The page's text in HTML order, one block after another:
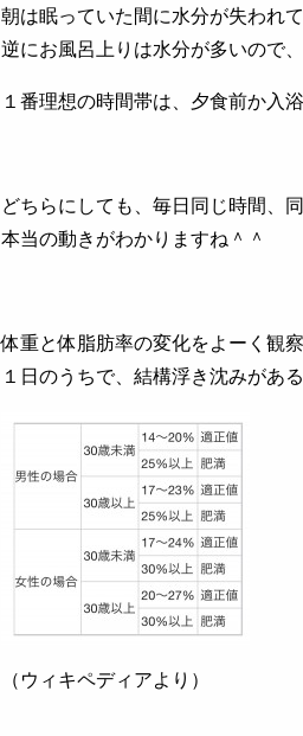
朝は眠っていた間に水分が失われ
逆にお風呂上りは水分が多いので
１番理想の時間帯は、夕食前か入
どちらにしても、毎日同じ時間、
本当の動きがわかりますね＾＾
体重と体脂肪率の変化をよーく観
１日のうちで、結構浮き沈みがあ
（ウィキペディアより）